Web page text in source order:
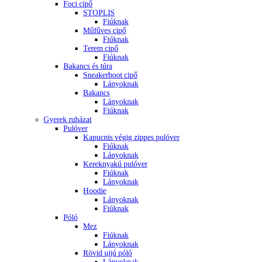
Foci cipő
STOPLIS
Fiúknak
Műfűves cipő
Fiúknak
Terem cipő
Fiúknak
Bakancs és túra
Sneakerboot cipő
Lányoknak
Bakancs
Lányoknak
Fiúknak
Gyerek ruházat
Pulóver
Kapucnis végig zippes pulóver
Fiúknak
Lányoknak
Kereknyakú pulóver
Fiúknak
Lányoknak
Hoodie
Lányoknak
Fiúknak
Póló
Mez
Fiúknak
Lányoknak
Rövid ujjú póló